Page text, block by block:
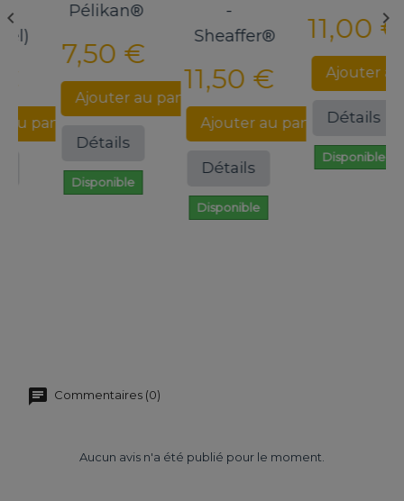
panier
Pélikan®
7,50 €
Ajouter au panier
Détails
Disponible
Sheaffer®
11,50 €
Ajouter au panier
Détails
Disponible
11,00 €
Ajouter au
Détails
Disponible
 
Commentaires (0)
Aucun avis n'a été publié pour le moment.